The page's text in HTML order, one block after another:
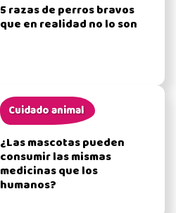
5 razas de perros bravos
que en realidad no lo son
Cuidado animal
¿Las mascotas pueden
consumir las mismas
medicinas que los
humanos?